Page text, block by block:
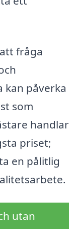
fråga
kan påverka
som
handlar
priset;
en pålitlig
utan